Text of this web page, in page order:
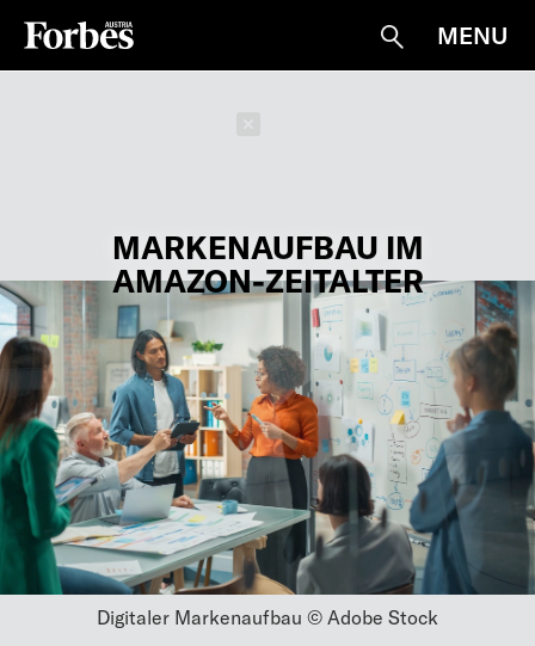
Suche
MENU
MARKENAUFBAU IM
AMAZON-ZEITALTER
Digitaler Markenaufbau © Adobe Stock